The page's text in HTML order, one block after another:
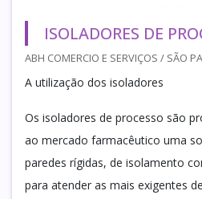
ISOLADORES DE
ABH COMERCIO E SERVIÇOS / SÃO
A utilização dos isoladores
Os isoladores de processo são
ao mercado farmacêutico uma
paredes rígidas, de isolamento
para atender as mais exigentes